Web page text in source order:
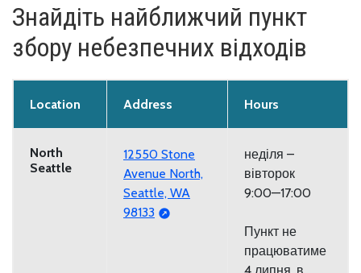
Знайдіть найближчий пункт
збору небезпечних відходів
Location Address Hours
North
Seattle
12550 Stone
Avenue North,
Seattle, WA
98133
неділя –
вівторок
9:00—17:00
Пункт не
працюватиме
4 липня, в